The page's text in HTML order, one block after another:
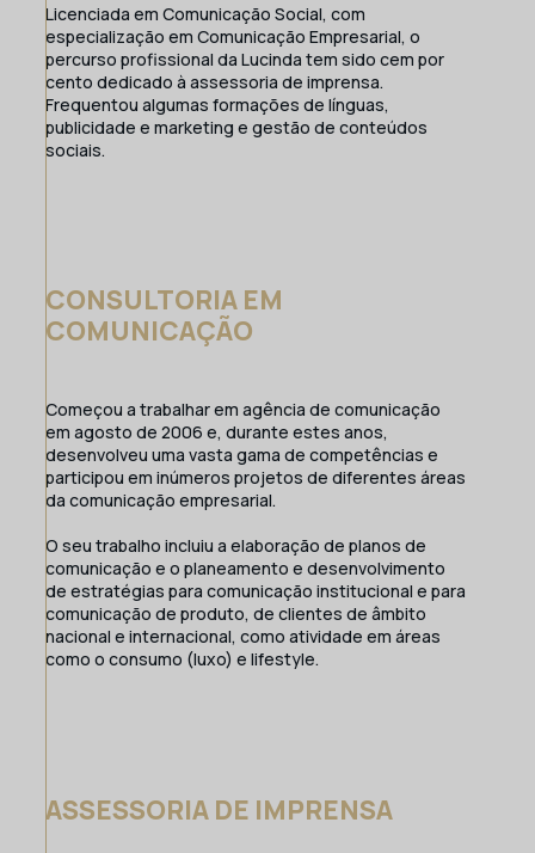
Licenciada em Comunicação Social, com
especialização em Comunicação Empresarial, o
percurso profissional da Lucinda tem sido cem por
cento dedicado à assessoria de imprensa.
Frequentou algumas formações de línguas,
publicidade e marketing e gestão de conteúdos
sociais.
CONSULTORIA EM
COMUNICAÇÃO
Começou a trabalhar em agência de comunicação
em agosto de 2006 e, durante estes anos,
desenvolveu uma vasta gama de competências e
participou em inúmeros projetos de diferentes áreas
da comunicação empresarial.
O seu trabalho incluiu a elaboração de planos de
comunicação e o planeamento e desenvolvimento
de estratégias para comunicação institucional e para
comunicação de produto, de clientes de âmbito
nacional e internacional, como atividade em áreas
como o consumo (luxo) e lifestyle.
ASSESSORIA DE IMPRENSA